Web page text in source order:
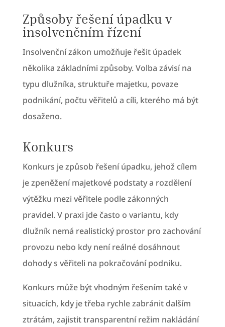
Způsoby řešení úpadku v
insolvenčním řízení
Insolvenční zákon umožňuje řešit úpadek
několika základními způsoby. Volba závisí na
typu dlužníka, struktuře majetku, povaze
podnikání, počtu věřitelů a cíli, kterého má být
dosaženo.
Konkurs
Konkurs je způsob řešení úpadku, jehož cílem
je zpeněžení majetkové podstaty a rozdělení
výtěžku mezi věřitele podle zákonných
pravidel. V praxi jde často o variantu, kdy
dlužník nemá realistický prostor pro zachování
provozu nebo kdy není reálné dosáhnout
dohody s věřiteli na pokračování podniku.
Konkurs může být vhodným řešením také v
situacích, kdy je třeba rychle zabránit dalším
ztrátám, zajistit transparentní režim nakládání